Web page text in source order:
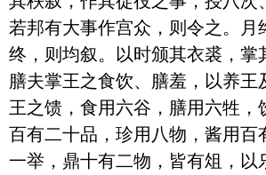
若邦有大事作宫众，则令之。月
终，则均叙。以时颁其衣裘，掌
膳夫掌王之食饮、膳羞，以养王
王之馈，食用六谷，膳用六牲，
百有二十品，珍用八物，酱用百
一举，鼎十有二物，皆有俎，以